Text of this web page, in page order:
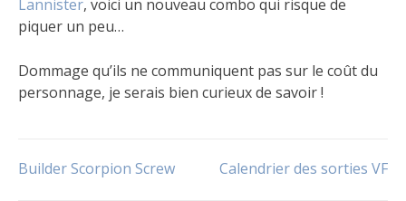
Lannister, voici un nouveau combo qui risque de
piquer un peu…
Dommage qu’ils ne communiquent pas sur le coût du
personnage, je serais bien curieux de savoir !
Le
Carte,
Navigation
Builder Scorpion Screw Calendrier des sorties VF